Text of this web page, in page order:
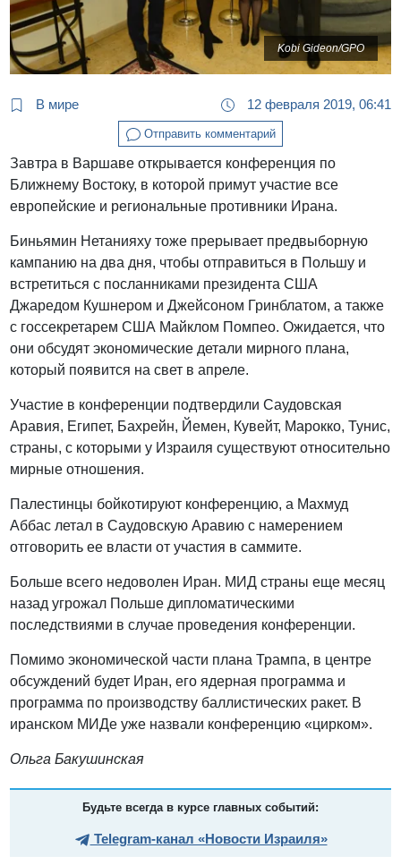
Kobi Gideon/GPO
В мире 12 февраля 2019, 06:41
Отправить комментарий
Завтра в Варшаве открывается конференция по
Ближнему Востоку, в которой примут участие все
европейские и региональные противники Ирана.
Биньямин Нетанияху тоже прерывает предвыборную
кампанию на два дня, чтобы отправиться в Польшу и
встретиться с посланниками президента США
Джаредом Кушнером и Джейсоном Гринблатом, а также
с госсекретарем США Майклом Помпео. Ожидается, что
они обсудят экономические детали мирного плана,
который появится на свет в апреле.
Участие в конференции подтвердили Саудовская
Аравия, Египет, Бахрейн, Йемен, Кувейт, Марокко, Тунис,
страны, с которыми у Израиля существуют относительно
мирные отношения.
Палестинцы бойкотируют конференцию, а Махмуд
Аббас летал в Саудовскую Аравию с намерением
отговорить ее власти от участия в саммите.
Больше всего недоволен Иран. МИД страны еще месяц
назад угрожал Польше дипломатическими
последствиями в случае проведения конференции.
Помимо экономической части плана Трампа, в центре
обсуждений будет Иран, его ядерная программа и
программа по производству баллистических ракет. В
иранском МИДе уже назвали конференцию «цирком».
Ольга Бакушинская
Будьте всегда в курсе главных событий:
Telegram-канал «Новости Израиля»